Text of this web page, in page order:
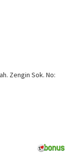
Zengin Sok. No: